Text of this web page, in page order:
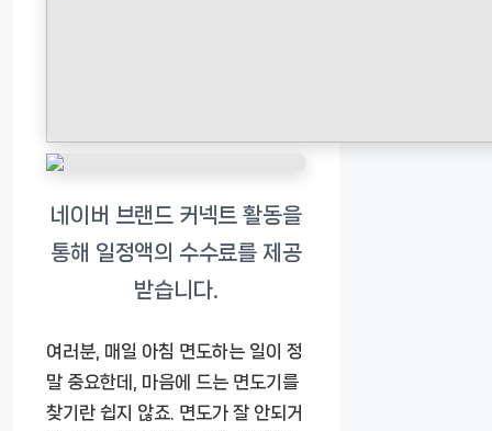
여러분, 매일 아침 면도하는 일이 정
말 중요한데, 마음에 드는 면도기를
찾기란 쉽지 않죠. 면도가 잘 안되거